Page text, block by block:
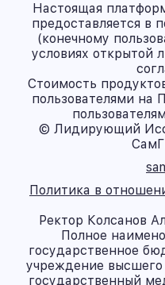
Настоящая
предоставляется в
(конечному
условиях открытой
Стоимость
пользователями на
© Лидирующий
Политика в
Ректор Колсанов
Полное
государственное
учреждение
государственный